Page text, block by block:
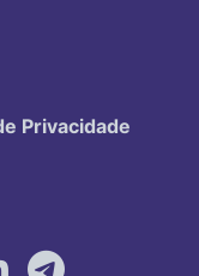
Privacidade